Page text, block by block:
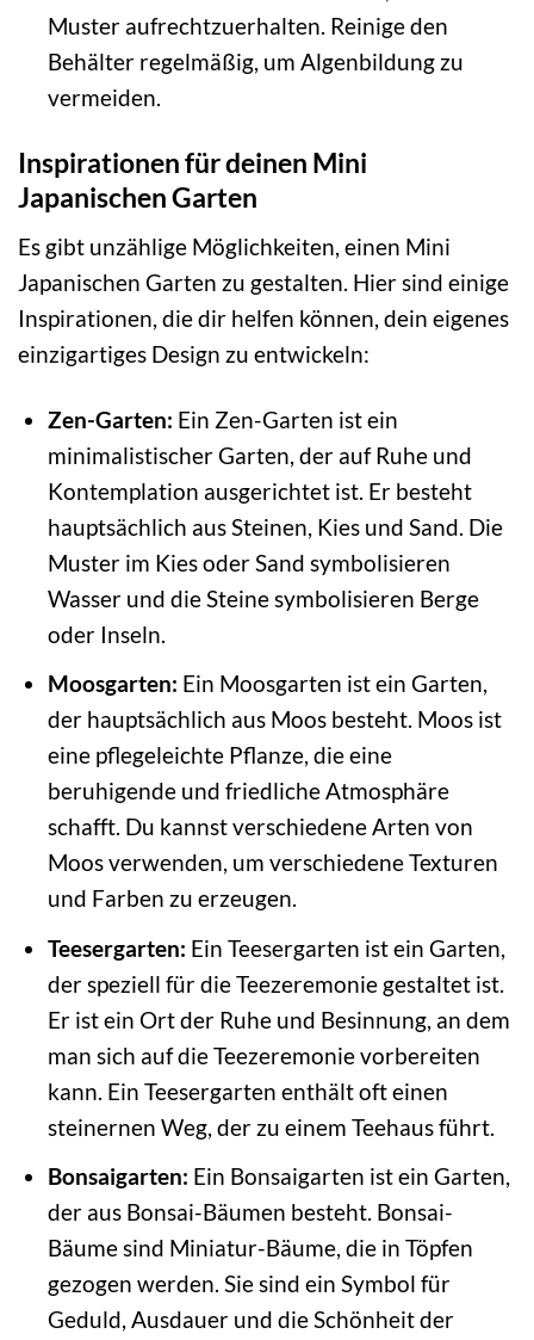
Muster aufrechtzuerhalten. Reinige den
Behälter regelmäßig, um Algenbildung zu
vermeiden.
Inspirationen für deinen Mini
Japanischen Garten
Es gibt unzählige Möglichkeiten, einen Mini
Japanischen Garten zu gestalten. Hier sind einige
Inspirationen, die dir helfen können, dein eigenes
einzigartiges Design zu entwickeln:
Zen-Garten: Ein Zen-Garten ist ein
minimalistischer Garten, der auf Ruhe und
Kontemplation ausgerichtet ist. Er besteht
hauptsächlich aus Steinen, Kies und Sand. Die
Muster im Kies oder Sand symbolisieren
Wasser und die Steine symbolisieren Berge
oder Inseln.
Moosgarten: Ein Moosgarten ist ein Garten,
der hauptsächlich aus Moos besteht. Moos ist
eine pflegeleichte Pflanze, die eine
beruhigende und friedliche Atmosphäre
schafft. Du kannst verschiedene Arten von
Moos verwenden, um verschiedene Texturen
und Farben zu erzeugen.
Teesergarten: Ein Teesergarten ist ein Garten,
der speziell für die Teezeremonie gestaltet ist.
Er ist ein Ort der Ruhe und Besinnung, an dem
man sich auf die Teezeremonie vorbereiten
kann. Ein Teesergarten enthält oft einen
steinernen Weg, der zu einem Teehaus führt.
Bonsaigarten: Ein Bonsaigarten ist ein Garten,
der aus Bonsai-Bäumen besteht. Bonsai-
Bäume sind Miniatur-Bäume, die in Töpfen
gezogen werden. Sie sind ein Symbol für
Geduld, Ausdauer und die Schönheit der